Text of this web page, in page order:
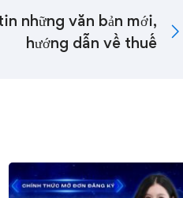
những văn bản mới,
hướng dẫn về thuế